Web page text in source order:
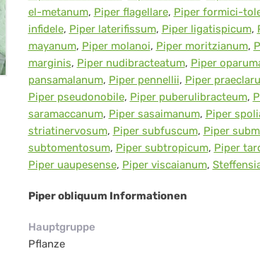
el-metanum, Piper flagellare, Piper formici-
infidele, Piper laterifissum, Piper ligatispicum,
mayanum, Piper molanoi, Piper moritzianum,
marginis, Piper nudibracteatum, Piper
pansamalanum, Piper pennellii, Piper
Piper pseudonobile, Piper puberulibracteum,
saramaccanum, Piper sasaimanum, Piper
striatinervosum, Piper subfuscum, Piper
subtomentosum, Piper subtropicum, Piper
Piper uaupesense, Piper viscaianum,
Piper obliquum Informationen
Hauptgruppe
Pflanze